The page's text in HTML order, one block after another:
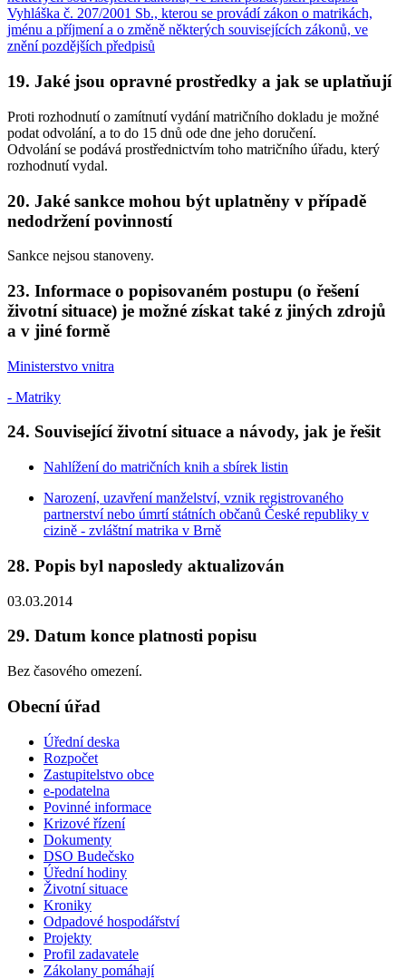
Vyhláška č. 207/2001 Sb., kterou se provádí zákon o matrikách,
jménu a příjmení a o změně některých souvisejících zákonů, ve
znění pozdějších předpisů
19. Jaké jsou opravné prostředky a jak se uplatňují
Proti rozhodnutí o zamítnutí vydání matričního dokladu je možné
podat odvolání, a to do 15 dnů ode dne jeho doručení.
Odvolání se podává prostřednictvím toho matričního úřadu, který
rozhodnutí vydal.
20. Jaké sankce mohou být uplatněny v případě
nedodržení povinností
Sankce nejsou stanoveny.
23. Informace o popisovaném postupu (o řešení
životní situace) je možné získat také z jiných zdrojů
a v jiné formě
Ministerstvo vnitra
- Matriky
24. Související životní situace a návody, jak je řešit
Nahlížení do matričních knih a sbírek listin
Narození, uzavření manželství, vznik registrovaného
partnerství nebo úmrtí státních občanů České republiky v
cizině - zvláštní matrika v Brně
28. Popis byl naposledy aktualizován
03.03.2014
29. Datum konce platnosti popisu
Bez časového omezení.
Obecní úřad
Úřední deska
Rozpočet
Zastupitelstvo obce
e-podatelna
Povinné informace
Krizové řízení
Dokumenty
DSO Budečsko
Úřední hodiny
Životní situace
Kroniky
Odpadové hospodářství
Projekty
Profil zadavatele
Zákolany pomáhají